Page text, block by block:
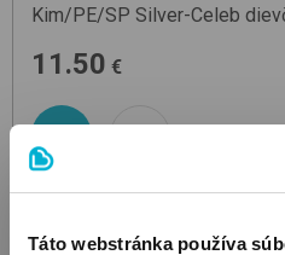
Táto webstránka používa
Kim/PE/SP Silver-Celeb
11.50 €
Ďalšie farby: 5